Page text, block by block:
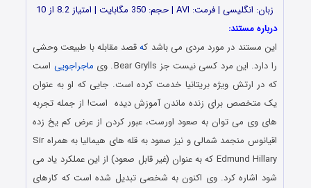
زبان: انگلیسی | فرمت: AVI | حجم: 350 مگابایت | امتیاز 8.2 از 10
درباره مستند:
این مستند در مورد مردی می باشد کهقصد مقابله با طبیعت وحشی
را دارد. این مرد کسی نیست جز Bear Grylls. وی
ماجراجویی است
که در ارتش ویژه بریتانیا خدمت کرده است. جایی که او به عنوان
یک متخصص برای زنده ماندن آموزش دیده است! از جمله تجربه
های وی می توان به صعود اورست، عبور کردن از عرض کم یخ زده
اقیانوس منجمد شمالی و نیز صعود به قله های هیمالیا به همراه Sir
Edmund Hillary که به عنوان (غیر قابل صعود) از این عملکرد یاد می
شود اشاره کرد. وی اکنون به شخصی تبدیل شده است که کارهای